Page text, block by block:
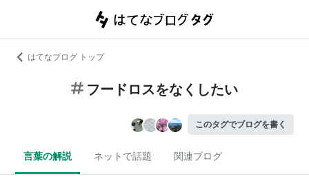
はてなブログ トップ
フードロスをなくしたい
このタグでブログを書く
言葉の解説 ネットで話題 関連ブログ